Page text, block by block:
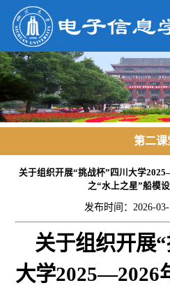
第二课
关于组织开展“挑战杯”四川大学
之“水上之星”船模
发布时间：2026-
关于组织开展“
大学2025—2026